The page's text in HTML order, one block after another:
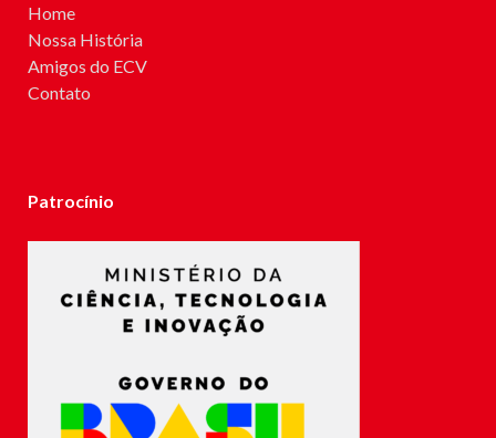
Home
Nossa História
Amigos do ECV
Contato
Patrocínio